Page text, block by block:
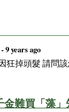
- 9 years ago
狂掉頭髮 請問
難買「藻